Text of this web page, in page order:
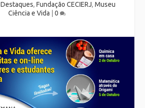
Destaques, Fundação CECIERJ, Museu
Ciência e Vida
0